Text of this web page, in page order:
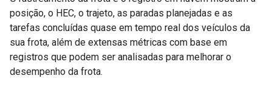
posição, o HEC, o trajeto, as paradas planejadas e as
tarefas concluídas quase em tempo real dos veículos da
sua frota, além de extensas métricas com base em
registros que podem ser analisadas para melhorar o
desempenho da frota.